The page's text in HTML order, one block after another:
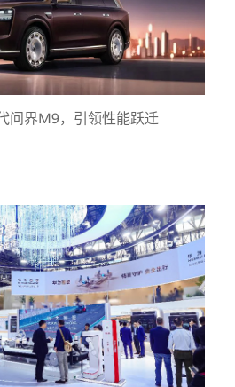
问界M9，引领性能跃迁